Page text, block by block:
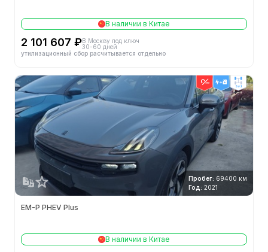
В наличии в Китае
2 101 607 ₽В Москву под ключ
30-60 дней
утилизационный сбор расчитывается отдельно
2wd
Пробег: 69400 км
Год: 2021
EM-P PHEV Plus
В наличии в Китае